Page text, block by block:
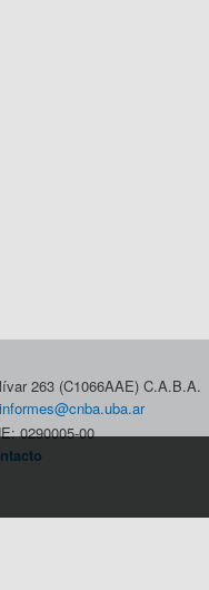
263 (C1066AAE) C.A.B.A.
informes@cnba.uba.ar
0290005-00